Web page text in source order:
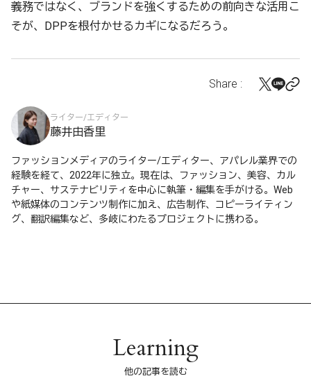
義務ではなく、ブランドを強くするための前向きな活用こ
そが、DPPを根付かせるカギになるだろう。
Share :
ライター/エディター
藤井由香里
ファッションメディアのライター/エディター、アパレル業界での
経験を経て、2022年に独立。現在は、ファッション、美容、カル
チャー、サステナビリティを中心に執筆・編集を手がける。Web
や紙媒体のコンテンツ制作に加え、広告制作、コピーライティン
グ、翻訳編集など、多岐にわたるプロジェクトに携わる。
Learning
他の記事を読む